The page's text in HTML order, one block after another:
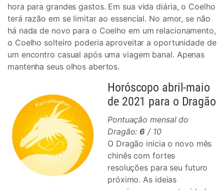
hora para grandes gastos. Em sua vida diária, o Coelho
terá razão em se limitar ao essencial. No amor, se não
há nada de novo para o Coelho em um relacionamento,
o Coelho solteiro poderia aproveitar a oportunidade de
um encontro casual após uma viagem banal. Apenas
mantenha seus olhos abertos.
Horóscopo abril-maio
de 2021 para o Dragão
Pontuação mensal do
Dragão: 6 / 10
O Dragão inicia o novo mês
chinês com fortes
resoluções para seu futuro
próximo. As ideias